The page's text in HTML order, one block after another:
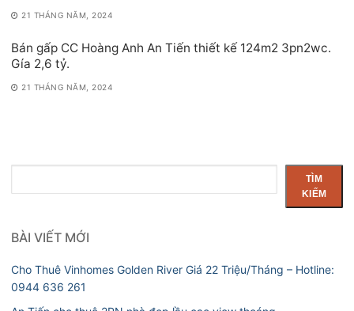
21 THÁNG NĂM, 2024
Bán gấp CC Hoàng Anh An Tiến thiết kế 124m2 3pn2wc.
Gía 2,6 tỷ.
21 THÁNG NĂM, 2024
kiếm
TÌM
KIẾM
BÀI VIẾT MỚI
Cho Thuê Vinhomes Golden River Giá 22 Triệu/Tháng – Hotline:
0944 636 261